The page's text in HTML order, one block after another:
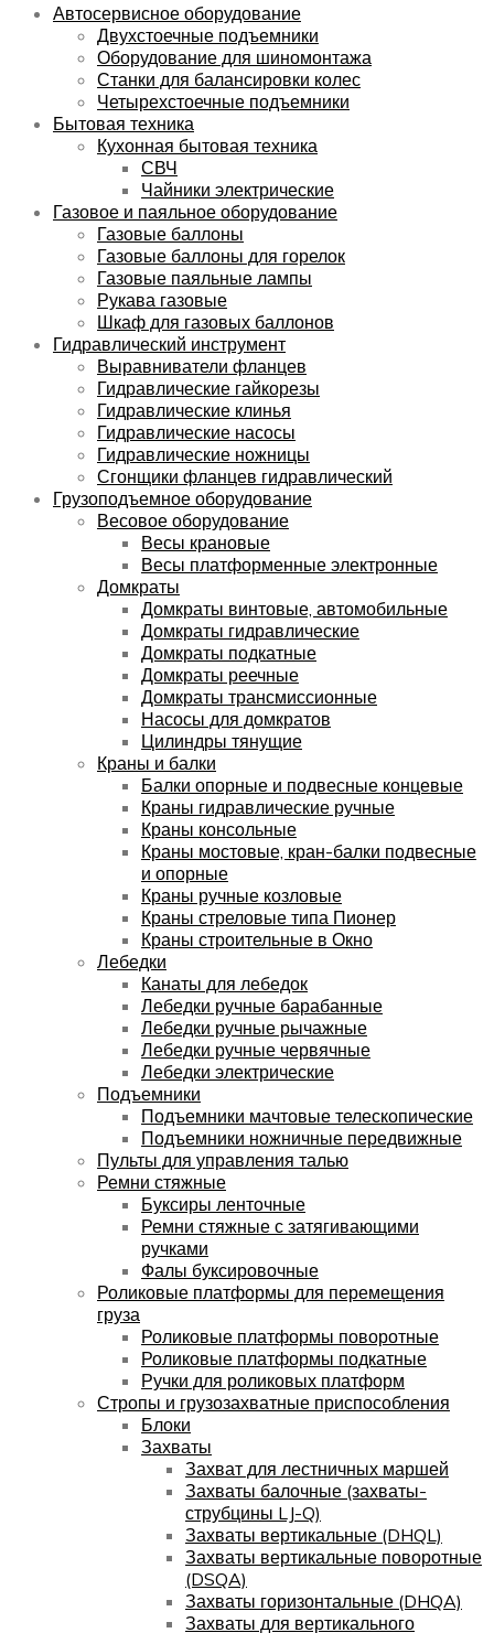
Автосервисное оборудование
Двухстоечные подъемники
Оборудование для шиномонтажа
Станки для балансировки колес
Четырехстоечные подъемники
Бытовая техника
Кухонная бытовая техника
СВЧ
Чайники электрические
Газовое и паяльное оборудование
Газовые баллоны
Газовые баллоны для горелок
Газовые паяльные лампы
Рукава газовые
Шкаф для газовых баллонов
Гидравлический инструмент
Выравниватели фланцев
Гидравлические гайкорезы
Гидравлические клинья
Гидравлические насосы
Гидравлические ножницы
Сгонщики фланцев гидравлический
Грузоподъемное оборудование
Весовое оборудование
Весы крановые
Весы платформенные электронные
Домкраты
Домкраты винтовые, автомобильные
Домкраты гидравлические
Домкраты подкатные
Домкраты реечные
Домкраты трансмиссионные
Насосы для домкратов
Цилиндры тянущие
Краны и балки
Балки опорные и подвесные концевые
Краны гидравлические ручные
Краны консольные
Краны мостовые, кран-балки подвесные
и опорные
Краны ручные козловые
Краны стреловые типа Пионер
Краны строительные в Окно
Лебедки
Канаты для лебедок
Лебедки ручные барабанные
Лебедки ручные рычажные
Лебедки ручные червячные
Лебедки электрические
Подъемники
Подъемники мачтовые телескопические
Подъемники ножничные передвижные
Пульты для управления талью
Ремни стяжные
Буксиры ленточные
Ремни стяжные с затягивающими
ручками
Фалы буксировочные
Роликовые платформы для перемещения
груза
Роликовые платформы поворотные
Роликовые платформы подкатные
Ручки для роликовых платформ
Стропы и грузозахватные приспособления
Блоки
Захваты
Захват для лестничных маршей
Захваты балочные (захваты-
струбцины LJ-Q)
Захваты вертикальные (DHQL)
Захваты вертикальные поворотные
(DSQA)
Захваты горизонтальные (DHQA)
Захваты для вертикального